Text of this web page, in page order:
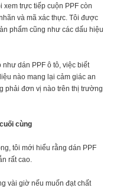
xem trực tiếp cuộn PPF còn
và mã xác thực. Tôi được
phẩm cũng như các dấu hiệu
dán PPF ô tô, việc biết
nào mang lại cảm giác an
phải đơn vị nào trên thị trường
cùng
tôi mới hiểu rằng dán PPF
rất cao.
vài giờ nếu muốn đạt chất